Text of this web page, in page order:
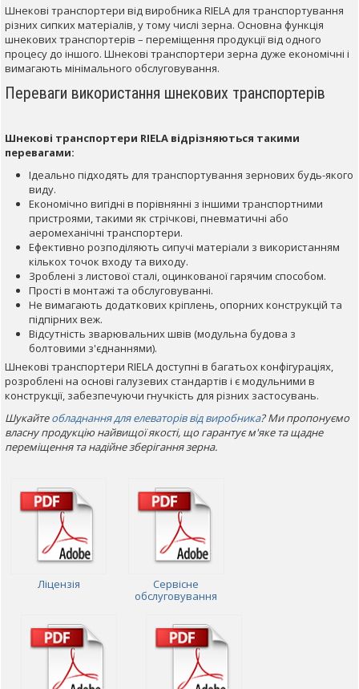
Шнекові транспортери від виробника RIELA для транспортування
різних сипких матеріалів, у тому числі зерна. Основна функція
шнекових транспортерів – переміщення продукції від одного
процесу до іншого. Шнекові транспортери зерна дуже економічні і
вимагають мінімального обслуговування.
Переваги використання шнекових транспортерів
Шнекові транспортери RIELA відрізняються такими
перевагами:
Ідеально підходять для транспортування зернових будь-якого
виду.
Економічно вигідні в порівнянні з іншими транспортними
пристроями, такими як стрічкові, пневматичні або
аеромеханічні транспортери.
Ефективно розподіляють сипучі матеріали з використанням
кількох точок входу та виходу.
Зроблені з листової сталі, оцинкованої гарячим способом.
Прості в монтажі та обслуговуванні.
Не вимагають додаткових кріплень, опорних конструкцій та
підпірних веж.
Відсутність зварювальних швів (модульна будова з
болтовими з'єднаннями).
Шнекові транспортери RIELA доступні в багатьох конфігураціях,
розроблені на основі галузевих стандартів і є модульними в
конструкції, забезпечуючи гнучкість для різних застосувань.
Шукайтеобладнання для елеваторів від виробника? Ми пропонуємо
власну продукцію найвищої якості, що гарантує м'яке та щадне
переміщення та надійне зберігання зерна.
Ліцензія
Сервісне
обслуговування